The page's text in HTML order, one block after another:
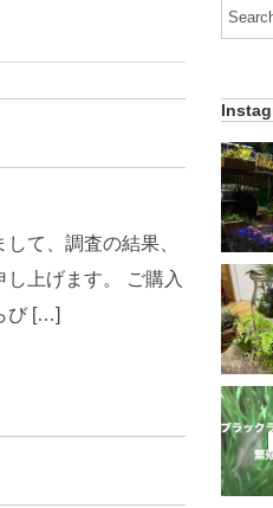
て、調査の結果、
上げます。 ご購入
び […]